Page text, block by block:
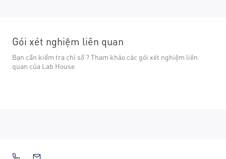
Gói xét nghiệm liên quan
Bạn cần kiểm tra chỉ số ? Tham khảo các gói xét nghiệm liên
quan của Lab House